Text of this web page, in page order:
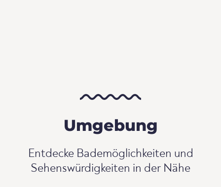
Umgebung
Entdecke Bademöglichkeiten und
Sehenswürdigkeiten in der Nähe